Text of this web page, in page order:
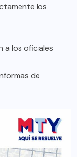
los
a los oficiales
de